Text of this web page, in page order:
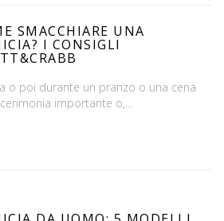
SMACCHIARE UNA
I CONSIGLI
o poi durante un pranzo o una cena
importante o,…